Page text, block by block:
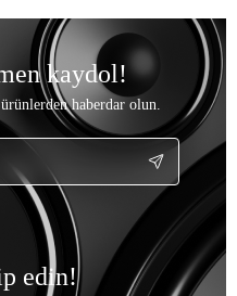
kaydol!
haberdar olun.
edin!